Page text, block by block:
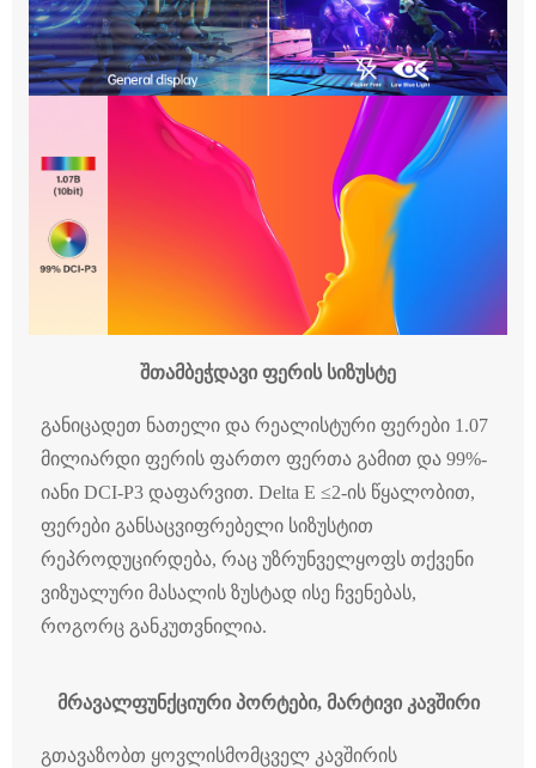
შთამბეჭდავი ფერის სიზუსტე
განიცადეთ ნათელი და რეალისტური ფერები 1.07
მილიარდი ფერის ფართო ფერთა გამით და 99%-
იანი DCI-P3 დაფარვით. Delta E ≤2-ის წყალობით,
ფერები განსაცვიფრებელი სიზუსტით
რეპროდუცირდება, რაც უზრუნველყოფს თქვენი
ვიზუალური მასალის ზუსტად ისე ჩვენებას,
როგორც განკუთვნილია.
მრავალფუნქციური პორტები, მარტივი კავშირი
გთავაზობთ ყოვლისმომცველ კავშირის